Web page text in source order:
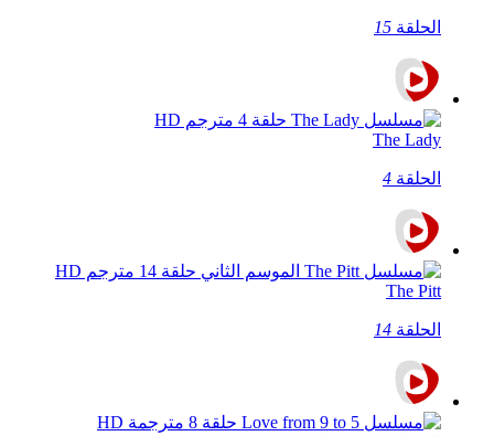
الحلقة 15
The Lady
الحلقة 4
The Pitt
الحلقة 14